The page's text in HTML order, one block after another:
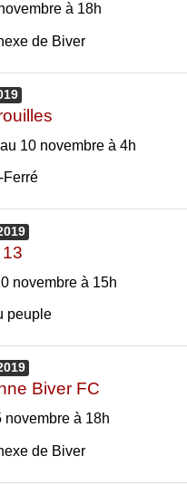
à 18h
de Biver
10 novembre à 4h
Ferré
novembre à 15h
peuple
Biver FC
novembre à 18h
de Biver